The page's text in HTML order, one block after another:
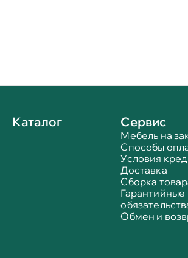
Каталог Сервис
Мебель на
Способы
Условия
Доставка
Сборка
Гарантийные
Обмен и